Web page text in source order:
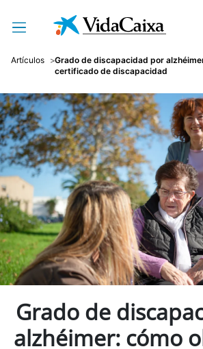
Saltar al contenido
Artículos
Grado de discapacidad por
certificado de discapacidad
Grado de
alzhéimer: cómo